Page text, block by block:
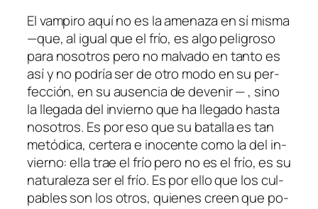
El vam­pi­ro aquí no es la ame­na­za en sí mis­ma
—que, al igual que el frío, es al­go pe­li­gro­so
pa­ra no­so­tros pe­ro no mal­va­do en tan­to es
así y no po­dría ser de otro mo­do en su per­
fec­ción, en su au­sen­cia de de­ve­nir — , sino
la lle­ga­da del in­vierno que ha lle­ga­do has­ta
no­so­tros. Es por eso que su ba­ta­lla es tan
me­tó­di­ca, cer­te­ra e ino­cen­te co­mo la del in­
vierno: ella trae el frío pe­ro no es el frío, es su
na­tu­ra­le­za ser el frío. Es por ello que los cul­
pa­bles son los otros, quie­nes creen que po­